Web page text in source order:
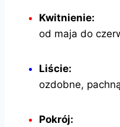
Kwitnienie:
od maja do
Liście:
ozdobne,
Pokrój: